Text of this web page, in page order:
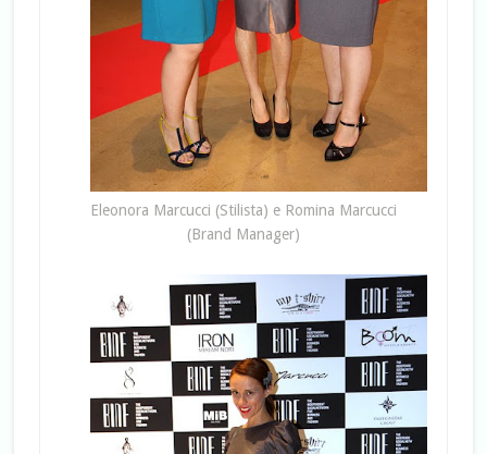
Eleonora Marcucci (Stilista) e Romina Marcucci
(Brand Manager)